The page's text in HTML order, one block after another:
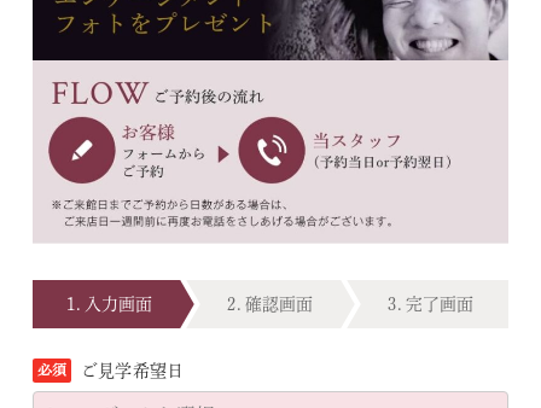
入力画面 確認画面 完了画面
ご見学希望日